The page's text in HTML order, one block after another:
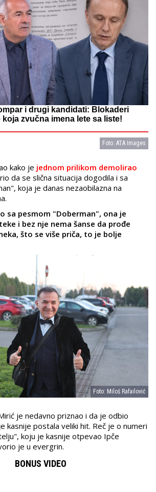
Foto: ATA Images
i drugi kandidati: Blokaderi
zvučna imena lete sa liste!
kako je jednom prilikom demolirao
da se slična situacija dogodila i sa
koja je danas nezaobilazna na
sa pesmom "Doberman", ona je
i bez nje nema šanse da prođe
što se više priča, to je bolje
Foto: Miloš Rafailović
je nedavno priznao i da je odbio
kasnije postala veliki hit. Reč je o numeri
koju je kasnije otpevao Ipče
je u evergrin.
BONUS VIDEO